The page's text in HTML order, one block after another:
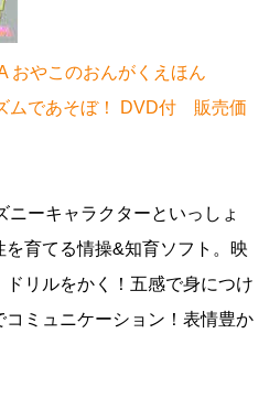
おやこのおんがくえほん
ムであそぼ！ DVD付 販売価
ニーキャラクターといっしょ
育てる情操&知育ソフト。映
リルをかく！五感で身につけ
コミュニケーション！表情豊か